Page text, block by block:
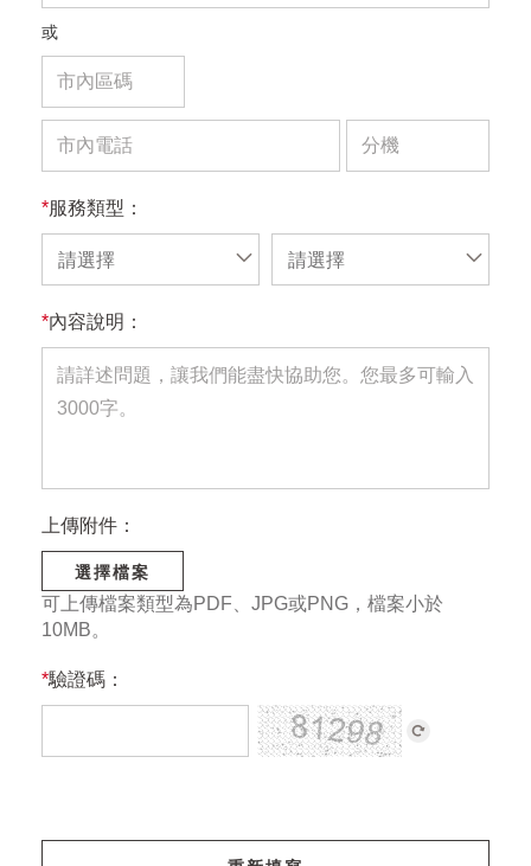
或
*服務類型：
請選擇 請選擇
*內容說明：
上傳附件：
選擇檔案
可上傳檔案類型為PDF、JPG或PNG，檔案小於
10MB。
*驗證碼：